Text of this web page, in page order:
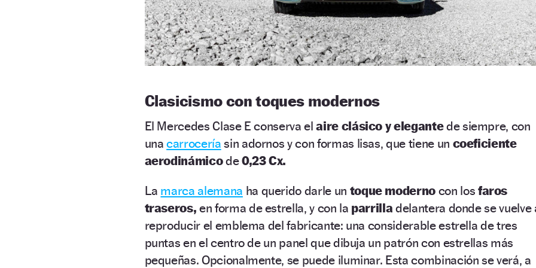
Clasicismo con toques modernos
El Mercedes Clase E conserva elaire clásico y elegantede siempre, con
unacarrocería sin adornos y con formas lisas, que tiene un coeficiente
aerodinámicode0,23 Cx.
La marca alemana ha querido darle un toque moderno con los faros
traseros,en forma de estrella, y con la parrilladelantera donde se vuelve
reproducir el emblema del fabricante: una considerable estrella de tres
puntas en el centro de un panel que dibuja un patrón con estrellas más
pequeñas. Opcionalmente, se puede iluminar. Esta combinación se verá, a